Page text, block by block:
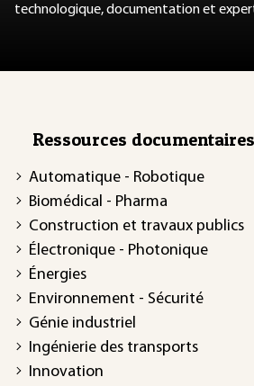
technologique, documentation et
Ressources documentaires
Automatique - Robotique
Biomédical - Pharma
Construction et travaux publics
Électronique - Photonique
Énergies
Environnement - Sécurité
Génie industriel
Ingénierie des transports
Innovation